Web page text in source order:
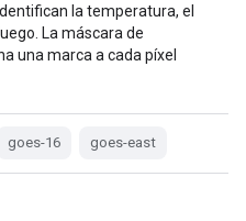
la temperatura, el
La máscara de
una marca a cada píxel
goes-16 goes-east